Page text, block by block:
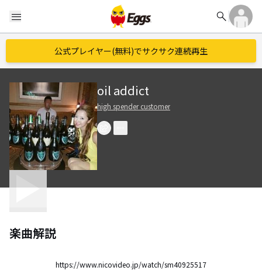
menu search
公式プレイヤー(無料)でサクサク連続再生
oil addict
high spender customer
楽曲解説
https://www.nicovideo.jp/watch/sm40925517